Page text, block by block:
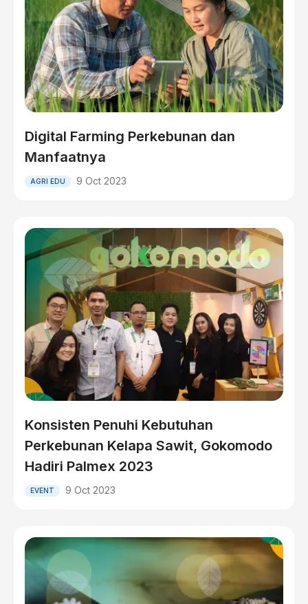
Digital Farming Perkebunan dan
Manfaatnya
AGRI EDU 9 Oct 2023
Konsisten Penuhi Kebutuhan
Perkebunan Kelapa Sawit, Gokomodo
Hadiri Palmex 2023
EVENT 9 Oct 2023